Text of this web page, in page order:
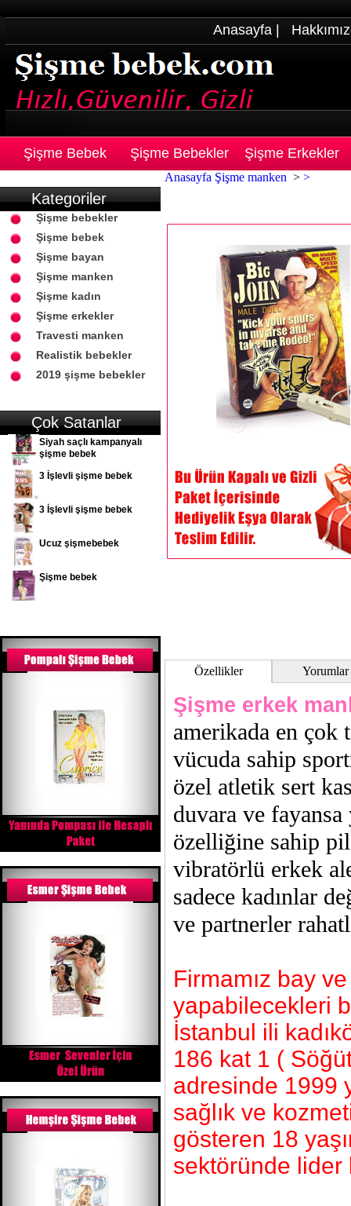
Anasayfa
Şişme Bebek Şişme Bebekler Şişme Erkekler
Kategoriler
Şişme bebekler
Şişme bebek
Şişme bayan
Şişme manken
Şişme kadın
Şişme erkekler
Travesti manken
Realistik bebekler
2019 şişme bebekler
Çok Satanlar
Siyah saçlı kampanyalı
şişme bebek
3 İşlevli şişme bebek
3 İşlevli şişme bebek
Ucuz şişmebebek
Şişme bebek
Anasayfa Şişme manken > >
Özellikler Yorumlar
Şişme erkek
amerikada en
vücuda sahip
özel atletik sert
duvara ve
özelliğine sahip
vibratörlü erkek
sadece kadınlar
ve partnerler
Firmamız bay
yapabilecekleri
İstanbul ili
186 kat 1 (
adresinde 1999
sağlık ve
gösteren 18
sektöründe lider